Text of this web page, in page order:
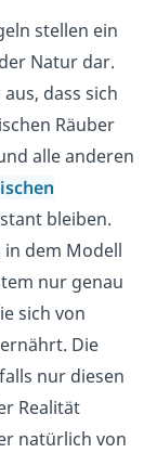
stellen ein
Natur dar.
aus, dass sich
Räuber
alle anderen
bleiben.
in dem Modell
nur genau
sich von
Die
nur diesen
Realität
natürlich von